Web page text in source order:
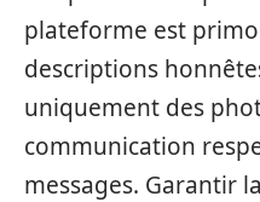
plateforme est
descriptions
uniquement des
communication
messages. Garantir